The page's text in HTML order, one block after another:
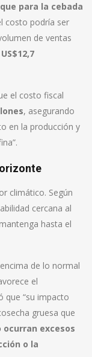
para la cebada
costo podría ser
de ventas
el costo fiscal
, asegurando
en la producción y
climático. Según
cercana al
hasta el
de lo normal
el
que “su impacto
gruesa que
excesos
o la